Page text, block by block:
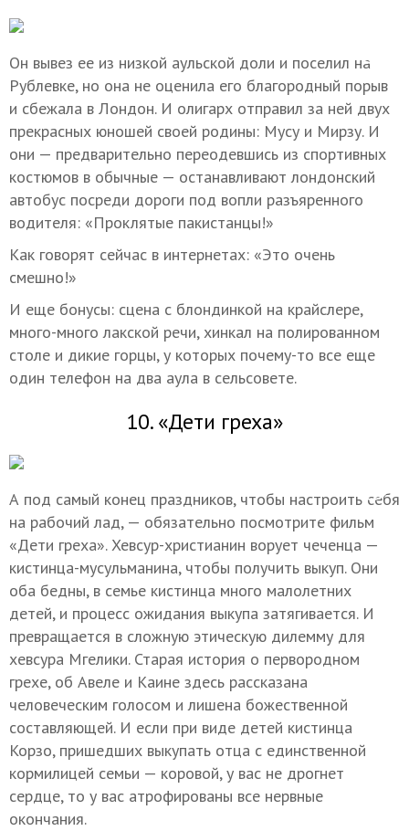
Он вывез ее из низкой аульской доли и поселил на
Рублевке, но она не оценила его благородный порыв
и сбежала в Лондон. И олигарх отправил за ней двух
прекрасных юношей своей родины: Мусу и Мирзу. И
они — предварительно переодевшись из спортивных
костюмов в обычные — останавливают лондонский
автобус посреди дороги под вопли разъяренного
водителя: «Проклятые пакистанцы!»
Как говорят сейчас в интернетах: «Это очень
смешно!»
И еще бонусы: сцена с блондинкой на крайслере,
много-много лакской речи, хинкал на полированном
столе и дикие горцы, у которых почему-то все еще
один телефон на два аула в сельсовете.
10. «Дети греха»
А под самый конец праздников, чтобы настроить себя
на рабочий лад, — обязательно посмотрите фильм
«Дети греха». Хевсур-христианин ворует чеченца —
кистинца-мусульманина, чтобы получить выкуп. Они
оба бедны, в семье кистинца много малолетних
детей, и процесс ожидания выкупа затягивается. И
превращается в сложную этическую дилемму для
хевсура Мгелики. Старая история о первородном
грехе, об Авеле и Каине здесь рассказана
человеческим голосом и лишена божественной
составляющей. И если при виде детей кистинца
Корзо, пришедших выкупать отца с единственной
кормилицей семьи — коровой, у вас не дрогнет
сердце, то у вас атрофированы все нервные
окончания.